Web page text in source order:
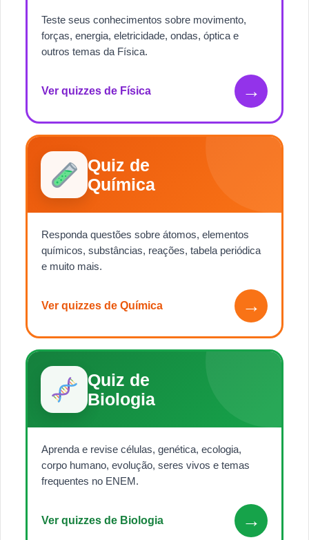
Teste seus conhecimentos sobre movimento,
forças, energia, eletricidade, ondas, óptica e
outros temas da Física.
Ver quizzes de Física →
Quiz de
Química
Responda questões sobre átomos, elementos
químicos, substâncias, reações, tabela periódica
e muito mais.
Ver quizzes de Química →
Quiz de
Biologia
Aprenda e revise células, genética, ecologia,
corpo humano, evolução, seres vivos e temas
frequentes no ENEM.
Ver quizzes de Biologia →